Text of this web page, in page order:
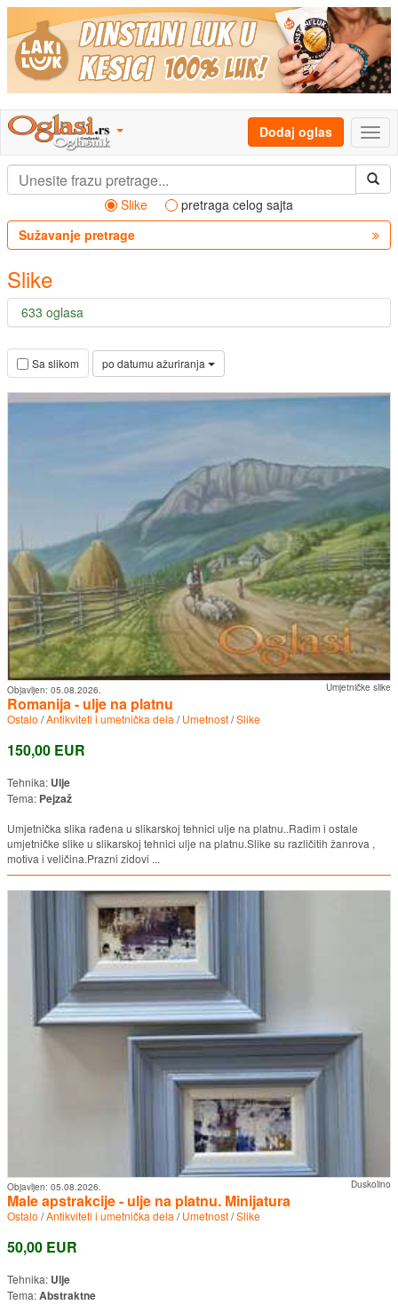
Dodaj oglas
Slike
pretraga celog sajta
Sužavanje pretrage
Slike
633 oglasa
Sa slikom po datumu ažuriranja
Umjetničke slike
Objavljen: 05.08.2026.
Romanija - ulje na platnu
Ostalo /Antikviteti i umetnička dela /Umetnost/Slike
150,00 EUR
Tehnika: Ulje
Tema: Pejzaž
Umjetnička slika rađena u slikarskoj tehnici ulje na platnu..Radim i ostale
umjetničke slike u slikarskoj tehnici ulje na platnu.Slike su različitih žanrova ,
motiva i veličina.Prazni zidovi ...
Duskolino
Objavljen: 05.08.2026.
Male apstrakcije - ulje na platnu. Minijatura
Ostalo /Antikviteti i umetnička dela /Umetnost/Slike
50,00 EUR
Tehnika: Ulje
Tema:Abstraktne